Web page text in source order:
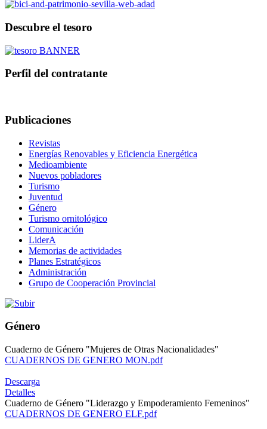
Descubre el tesoro
Perfil del contratante
Publicaciones
Revistas
Energías Renovables y Eficiencia Energética
Medioambiente
Nuevos pobladores
Turismo
Juventud
Género
Turismo ornitológico
Comunicación
LiderA
Memorias de actividades
Planes Estratégicos
Administración
Grupo de Cooperación Provincial
Género
Cuaderno de Género "Mujeres de Otras Nacionalidades"
CUADERNOS DE GENERO MON.pdf
Descarga
Detalles
Cuaderno de Género "Liderazgo y Empoderamiento Femeninos"
CUADERNOS DE GENERO ELF.pdf